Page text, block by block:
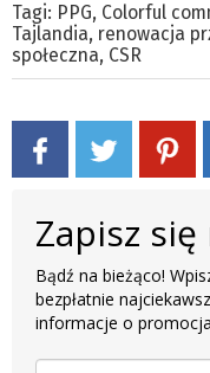
Tagi: PPG, Colorful
Tajlandia, renowacja
społeczna, CSR
Zapisz
Bądź na bieżąco!
bezpłatnie
informacje o